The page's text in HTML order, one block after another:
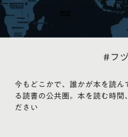
#フ
今もどこかで、誰かが本を読
る読書の公共圏。本を読む時間
ださい